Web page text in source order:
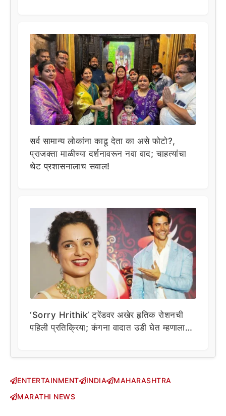
सर्व सामान्य लोकांना काढू देता का असे फोटो?,
प्राजक्ता माळीच्या दर्शनावरून नवा वाद; चाहत्यांचा
थेट प्रशासनालाच सवाल!
‘Sorry Hrithik’ ट्रेंडवर अखेर हृतिक रोशनची
पहिली प्रतिक्रिया; कंगना वादात उडी घेत म्हणाला…
ENTERTAINMENT INDIA
MAHARASHTRA
MARATHI NEWS